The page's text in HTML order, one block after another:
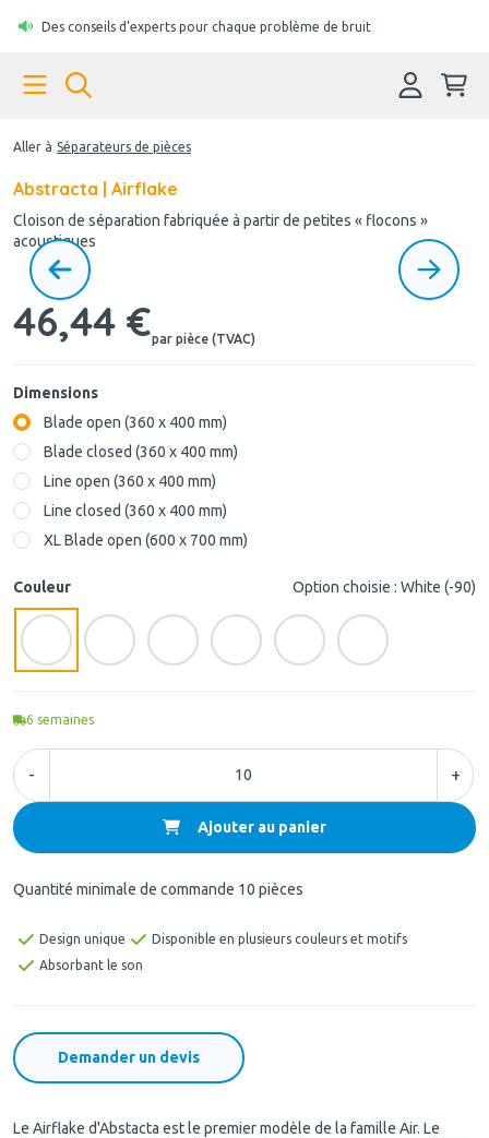
Des conseils d'experts pour chaque problème de bruit
Aller à Séparateurs de pièces
Abstracta | Airflake
Cloison de séparation fabriquée à partir de petites « flocons »
acoustiques
46,44 €par pièce (TVAC)
Dimensions
Blade open (360 x 400 mm)
Blade closed (360 x 400 mm)
Line open (360 x 400 mm)
Line closed (360 x 400 mm)
XL Blade open (600 x 700 mm)
Couleur Option choisie : White (-90)
6 semaines
- +
Ajouter au panier
Quantité minimale de commande 10 pièces
Design unique
Disponible en plusieurs couleurs et motifs
Absorbant le son
Demander un devis
Le Airflake d'Abstacta est le premier modèle de la famille Air. Le